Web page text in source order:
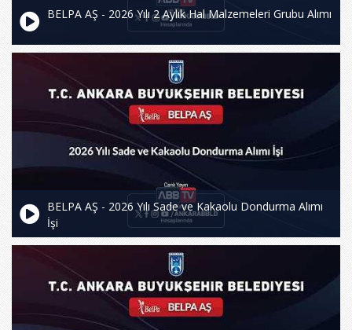
BELPA AŞ - 2026 Yılı 2 Aylık Hal Malzemeleri Grubu Alımı
BELPA AŞ - 2026 Yılı Sade ve Kakaolu Dondurma Alımı
İşi